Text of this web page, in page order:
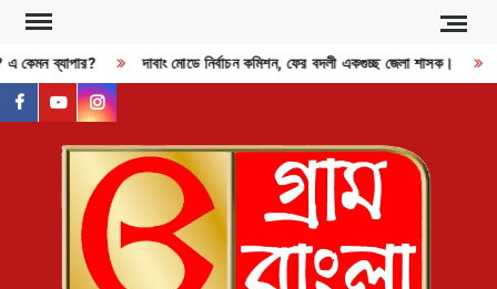
Skip
content
এ কেমন ব্যাপার? দাবাং মোডে নির্বাচন কমিশন, ফের বদলী একগুচ্ছ জেলা শাসক।
facebook
youtubeinstagram